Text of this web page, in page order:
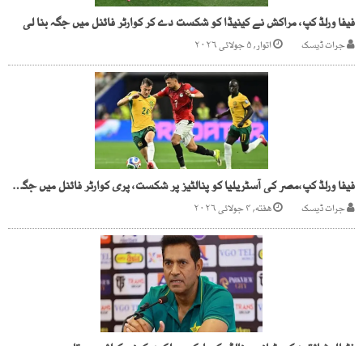
فیفا ورلڈ کپ، مراکش نے کینیڈا کو شکست دے کر کوارٹر فائنل میں جگہ بنا لی
جرات ڈیسک اتوار, ۵ جولائی ۲۰۲۶
فیفا ورلڈ کپ،مصر کی آسٹریلیا کو پنالٹیز پر شکست، پری کوارٹر فائنل میں جگہ بنا لی
جرات ڈیسک هفته, ۴ جولائی ۲۰۲۶